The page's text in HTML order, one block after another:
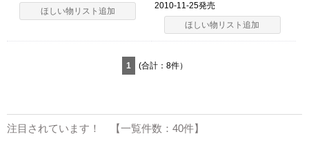
ほしい物リスト追加
2010-11-25発売
ほしい物リスト追加
1 (合計：8件）
注目されています！ 【一覧件数：40件】